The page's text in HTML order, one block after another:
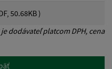
50.68KB )
dodávateľ platcom DPH, cena